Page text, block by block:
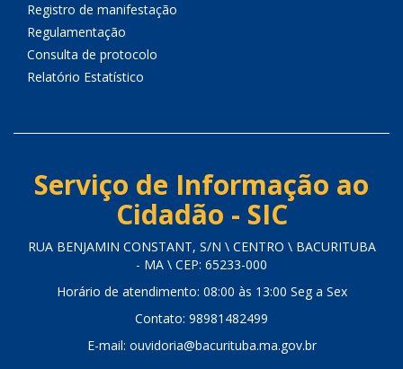
Registro de manifestação
Regulamentação
Consulta de protocolo
Relatório Estatístico
Serviço de Informação ao
Cidadão - SIC
RUA BENJAMIN CONSTANT, S/N \ CENTRO \ BACURITUBA
- MA \ CEP: 65233-000
Horário de atendimento: 08:00 às 13:00 Seg a Sex
Contato: 98981482499
E-mail: ouvidoria@bacurituba.ma.gov.br